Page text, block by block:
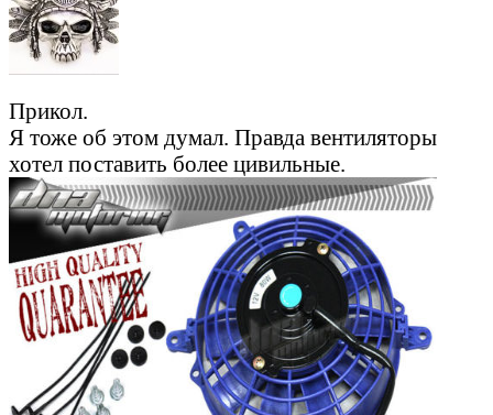
Прикол.
Я тоже об этом думал. Правда вентиляторы
хотел поставить более цивильные.